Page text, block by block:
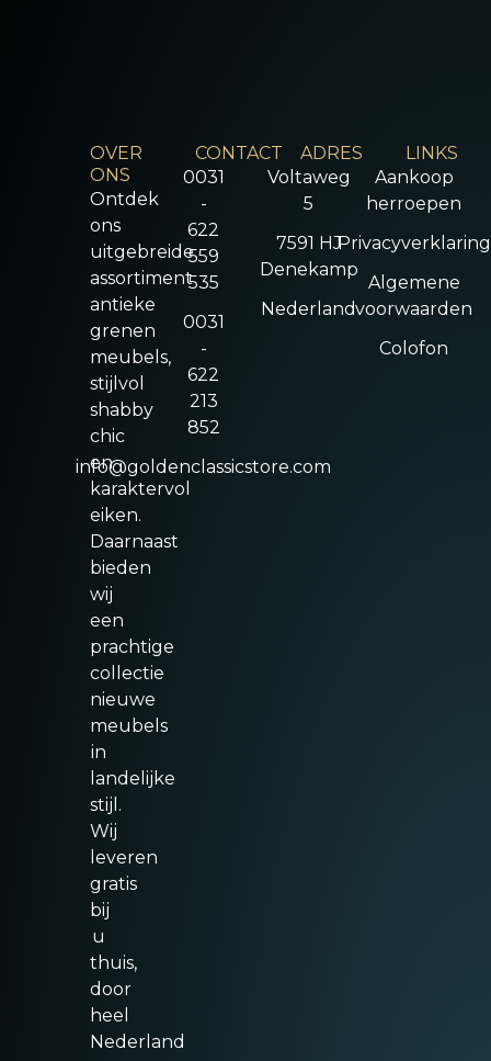
OVER
ONS
Ontdek
ons
uitgebreide
assortiment
antieke
grenen
meubels,
stijlvol
shabby
chic
en
karaktervol
eiken.
Daarnaast
bieden
wij
een
prachtige
collectie
nieuwe
meubels
in
landelijke
stijl.
Wij
leveren
gratis
bij
u
thuis,
door
heel
Nederland
CONTACT
0031
-
622
559
535
0031
-
622
213
852
info@goldenclassicstore.com
ADRES
Voltaweg
5
7591 HJ
Denekamp
Nederland
LINKS
Aankoop
herroepen
Privacyverklaring
Algemene
voorwaarden
Colofon